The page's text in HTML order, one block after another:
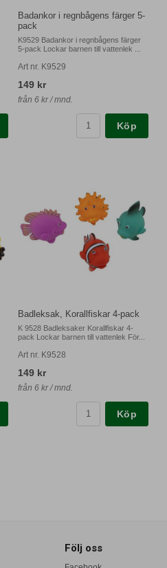
Badankor i regnbågens färger 5-
pack
K9529 Badankor i regnbågens färger
5-pack Lockar barnen till vattenlek ...
Art nr. K9529
149 kr
från 6 kr / mnd.
Köp
Badleksak, Korallfiskar 4-pack
K 9528 Badleksaker Korallfiskar 4-
pack Lockar barnen till vattenlek För...
Art nr. K9528
149 kr
från 6 kr / mnd.
Köp
Följ oss